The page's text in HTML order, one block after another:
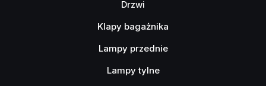
Drzwi
Klapy bagażnika
Lampy przednie
Lampy tylne